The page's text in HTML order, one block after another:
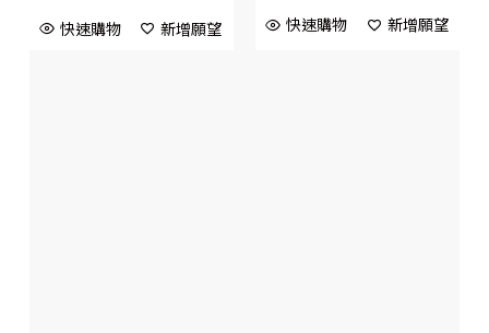
快速購物 新增願望 快速購物 新增願望